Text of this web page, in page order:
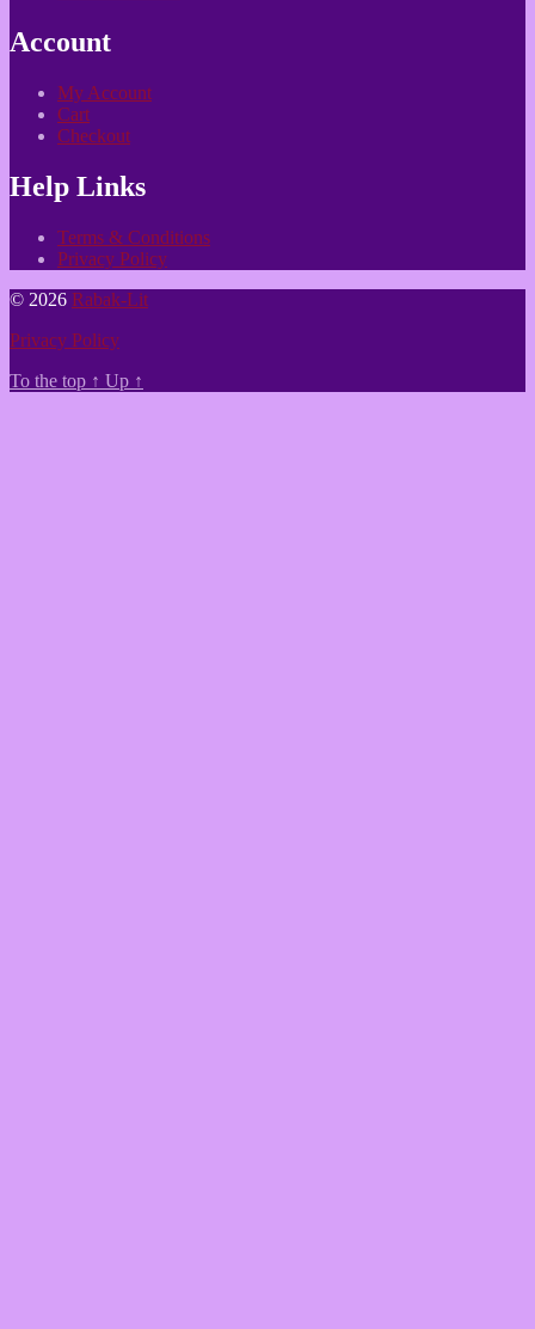
Account
My Account
Cart
Checkout
Help Links
Terms & Conditions
Privacy Policy
© 2026 Rabak-Lit
Privacy Policy
To the top ↑ Up ↑